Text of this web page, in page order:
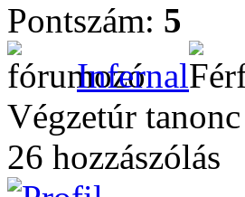
Pontszám: 5
Infernal
Végzetúr tanonc
26 hozzászólás